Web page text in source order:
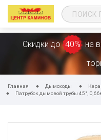
Скидки до 40% на
Главная Дымоходы
Патрубок дымовой трубы 45°,